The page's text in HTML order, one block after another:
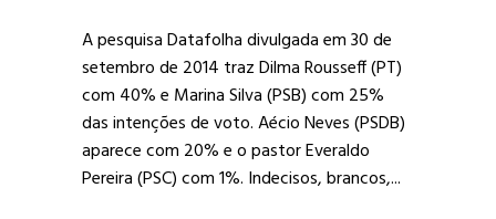
A pesquisa Datafolha divulgada em 30 de
setembro de 2014 traz Dilma Rousseff (PT)
com 40% e Marina Silva (PSB) com 25%
das intenções de voto. Aécio Neves (PSDB)
aparece com 20% e o pastor Everaldo
Pereira (PSC) com 1%. Indecisos, brancos,...